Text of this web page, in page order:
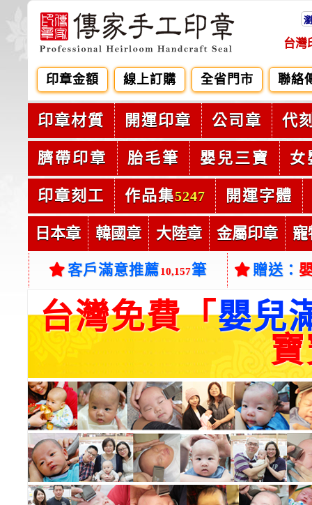
台灣
印章金額 線上訂購 全省門市 聯絡
印章材質 開運印章 公司章 代
臍帶印章 胎毛筆 嬰兒三寶 女
印章刻工 作品集5247 開運字體
日本章 韓國章 大陸章 金屬印章 寵
客戶滿意推薦10,157筆 贈送：
台灣免費「嬰兒